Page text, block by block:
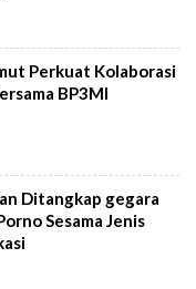
Perkuat Kolaborasi
BP3MI
Ditangkap gegara
Sesama Jenis